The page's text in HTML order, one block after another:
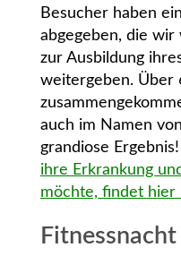
Besucher haben
abgegeben, die wir
zur Ausbildung
weitergeben. Über
auch im Namen
grandiose Ergebnis!
ihre Erkrankung
möchte, findet